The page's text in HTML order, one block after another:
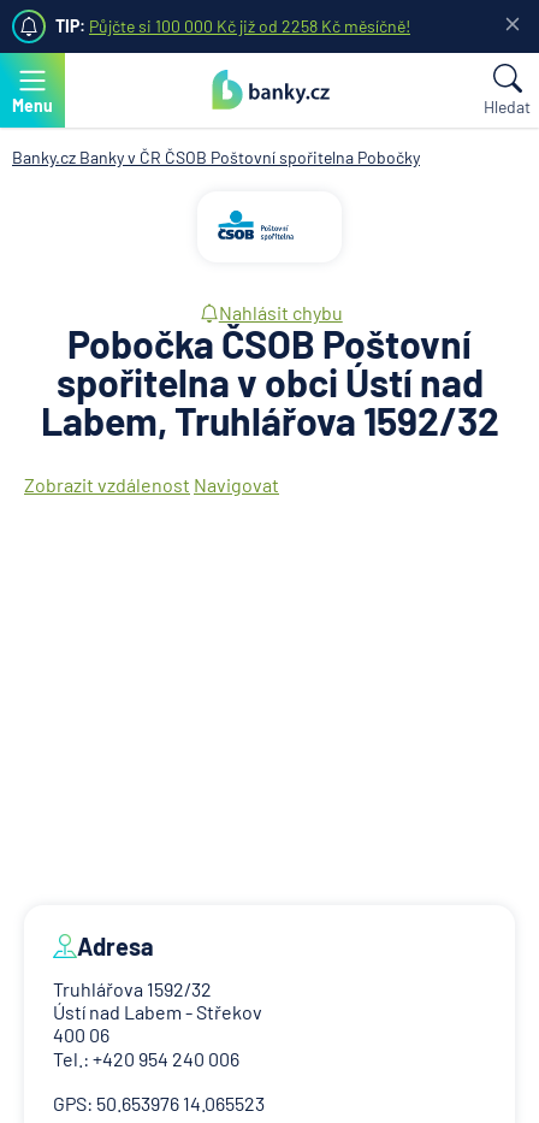
TIP: Půjčte si 100 000 Kč již od 2258 Kč měsíčně!
Menu Hledat
Banky.cz Banky v ČR ČSOB Poštovní spořitelna Pobočky
Nahlásit chybu
Pobočka ČSOB Poštovní
spořitelna v obci Ústí nad
Labem, Truhlářova 1592/32
Zobrazit vzdálenost Navigovat
Adresa
Truhlářova 1592/32
Ústí nad Labem - Střekov
400 06
Tel.: +420 954 240 006
GPS: 50.653976 14.065523